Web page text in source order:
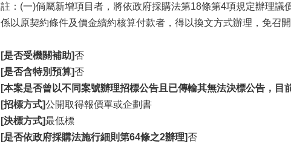
註：(一)倘屬新增項目者，將依政府採購法第18條第4項規定辦理議
係以原契約條件及價金續約核算付款者，得以換文方式辦理，免召
[是否受機關補助]否
[是否含特別預算]否
[本案是否曾以不同案號辦理招標公告且已傳輸其無法決標公告，目
[招標方式]公開取得報價單或企劃書
[決標方式]最低標
[是否依政府採購法施行細則第64條之2辦理]否